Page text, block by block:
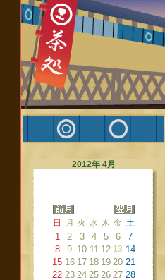
2012年 4月
日 月 火 水 木 金 土
1 2 3 4 5 6
7
8
9 10 11 12 13 14
15 16 17 18 19 20 21
22 23 24 25 26 27 28